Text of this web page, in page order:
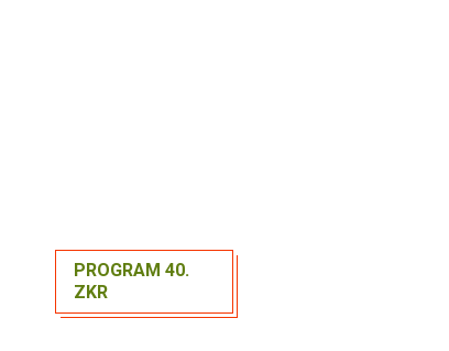
PROGRAM 40.
ZKR